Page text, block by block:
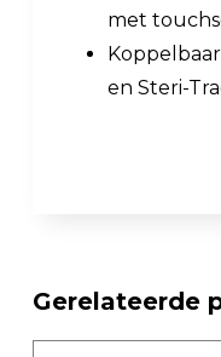
met
en Steri-
Gerelateerde